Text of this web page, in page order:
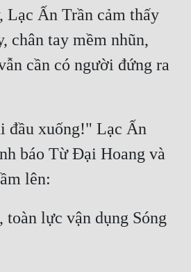
Lạc Ấn Trần cảm thấy
chân tay mềm nhũn,
cần có người đứng ra
đầu xuống!" Lạc Ấn
báo Từ Đại Hoang và
lực vận dụng Sóng